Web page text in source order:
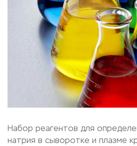
Набор реагентов для
натрия в сыворотке и плазме